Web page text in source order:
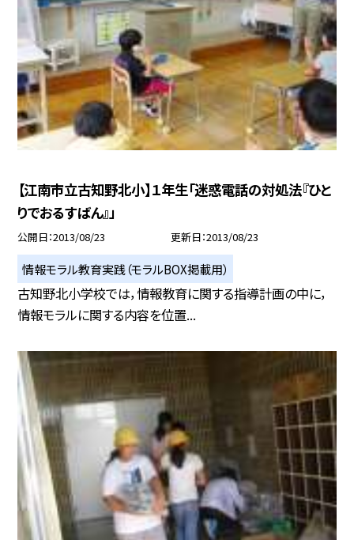
【江南市立古知野北小】１年生「迷惑電話の対処法『ひと
りでおるすばん』」
公開日 2013/08/23 更新日 2013/08/23
情報モラル教育実践（モラルBOX掲載用）
古知野北小学校では，情報教育に関する指導計画の中に，
情報モラルに関する内容を位置...